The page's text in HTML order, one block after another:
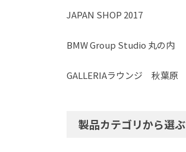
JAPAN SHOP 2017
BMW Group Studio 丸の内
GALLERIAラウンジ 秋葉原
製品カテゴリから選ぶ